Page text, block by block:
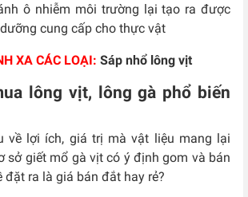
ô nhiễm môi trường lại tạo ra được
cung cấp cho thực vật
XA CÁC LOẠI: Sáp nhổ lông vịt
lông vịt, lông gà phổ biến
về lợi ích, giá trị mà vật liệu mang lại
sở giết mổ gà vịt có ý định gom và bán
đặt ra là giá bán đắt hay rẻ?